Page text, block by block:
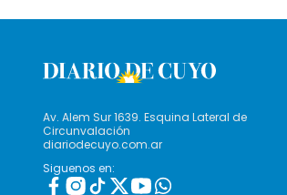
Av. Alem Sur 1639. Esquina Lateral de
Circunvalación
diariodecuyo.com.ar
Siguenos en: